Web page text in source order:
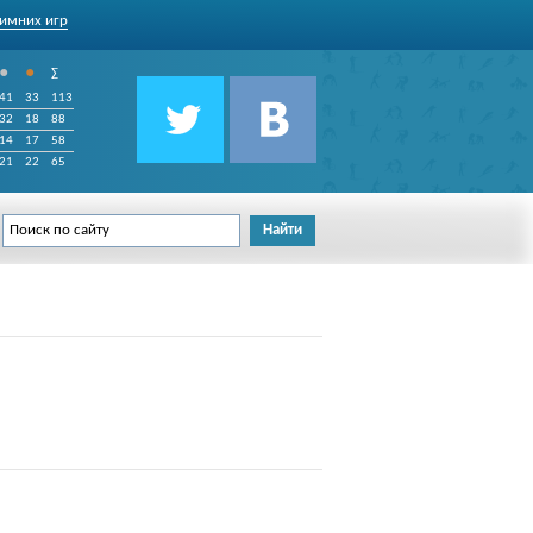
игр
• •
∑
41 33
113
32 18
88
14 17
58
21 22 65